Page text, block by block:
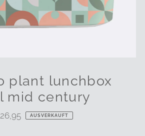
plant lunchbox
mid century
Regulärer
AUSVERKAUFT